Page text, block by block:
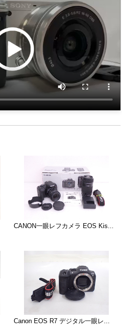
CANON一眼レフカメラ EOS Kis...
Canon EOS R7 デジタル一眼レ...